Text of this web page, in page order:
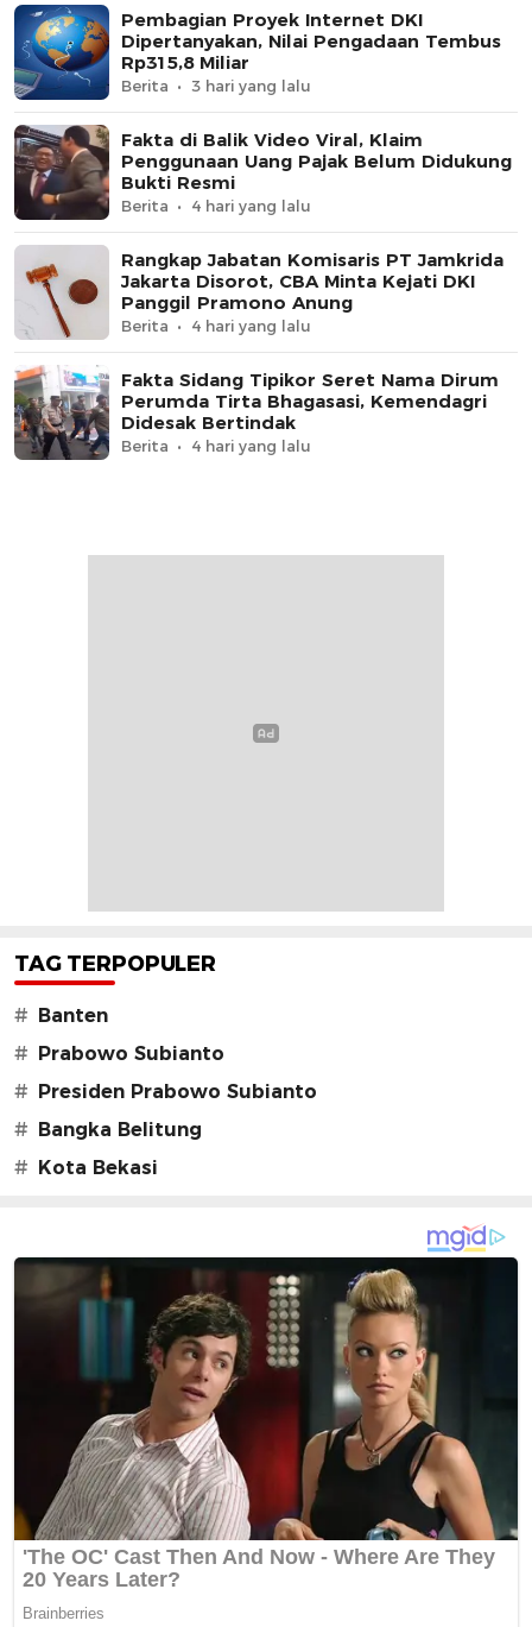
Pembagian Proyek Internet DKI
Dipertanyakan, Nilai Pengadaan Tembus
Rp315,8 Miliar
Berita 3 hari yang lalu
Fakta di Balik Video Viral, Klaim
Penggunaan Uang Pajak Belum Didukung
Bukti Resmi
Berita 4 hari yang lalu
Rangkap Jabatan Komisaris PT Jamkrida
Jakarta Disorot, CBA Minta Kejati DKI
Panggil Pramono Anung
Berita 4 hari yang lalu
Fakta Sidang Tipikor Seret Nama Dirum
Perumda Tirta Bhagasasi, Kemendagri
Didesak Bertindak
Berita 4 hari yang lalu
TAG TERPOPULER
# Banten
# Prabowo Subianto
# Presiden Prabowo Subianto
# Bangka Belitung
# Kota Bekasi